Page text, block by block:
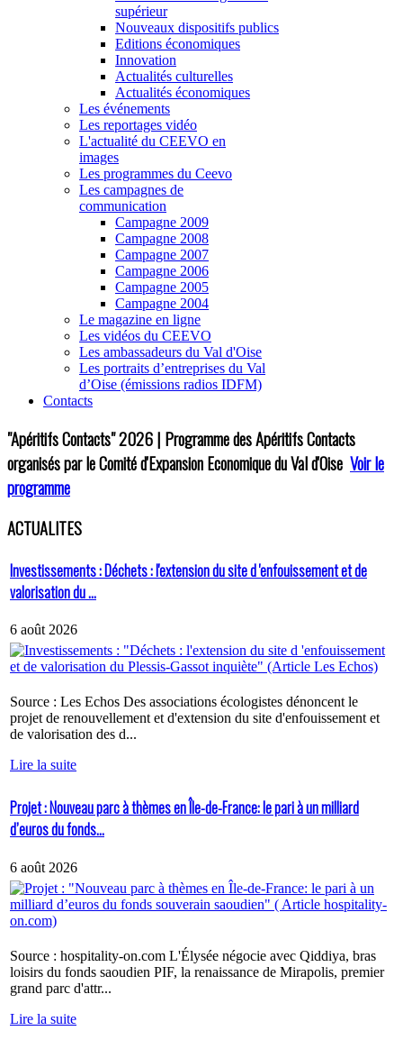
supérieur
Nouveaux dispositifs publics
Editions économiques
Innovation
Actualités culturelles
Actualités économiques
Les événements
Les reportages vidéo
L'actualité du CEEVO en
images
Les programmes du Ceevo
Les campagnes de
communication
Campagne 2009
Campagne 2008
Campagne 2007
Campagne 2006
Campagne 2005
Campagne 2004
Le magazine en ligne
Les vidéos du CEEVO
Les ambassadeurs du Val d'Oise
Les portraits d’entreprises du Val
d’Oise (émissions radios IDFM)
Contacts
"Apéritifs Contacts"2026 | Programme des Apéritifs Contacts
organisés par le Comité d'Expansion Economique du Val d'Oise Voir le
programme
ACTUALITES
Investissements : Déchets : l'extension du site d 'enfouissement et de
valorisation du ...
6 août 2026
Source : Les Echos Des associations écologistes dénoncent le
projet de renouvellement et d'extension du site d'enfouissement et
de valorisation des d...
Lire la suite
Projet : Nouveau parc à thèmes en Île-de-France: le pari à un milliard
d’euros du fonds...
6 août 2026
Source : hospitality-on.com L'Élysée négocie avec Qiddiya, bras
loisirs du fonds saoudien PIF, la renaissance de Mirapolis, premier
grand parc d'attr...
Lire la suite